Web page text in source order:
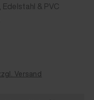
& PVC
Versand